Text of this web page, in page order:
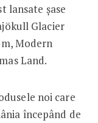
lansate șase
Glacier
Modern
Land.
noi care
începând de